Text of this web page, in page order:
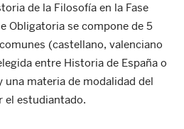
de la Filosofía en la Fase
Obligatoria se compone de 5
(castellano, valenciano
entre Historia de España o
una materia de modalidad del
el estudiantado.